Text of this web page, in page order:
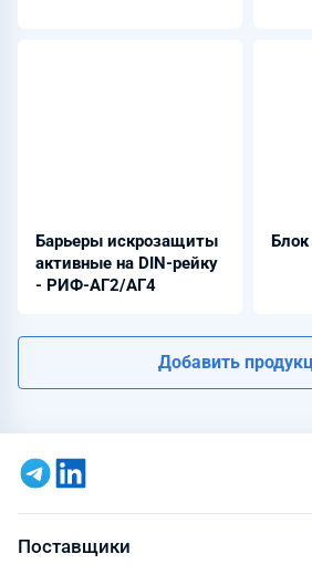
Барьеры искрозащиты
активные на DIN-рейку
- РИФ-АГ2/АГ4
Добавить
Поставщики